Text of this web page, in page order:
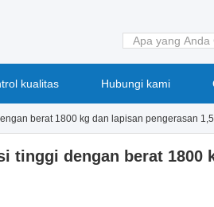
kualitas Hubungi kami
berat 1800 kg dan lapisan pengerasan
tinggi dengan berat 1800